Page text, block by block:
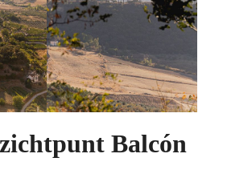
Balcón